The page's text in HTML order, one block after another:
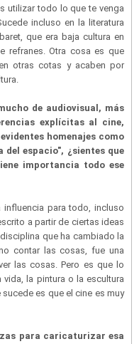
utilizar todo lo que te venga
incluso en la literatura
que era baja cultura en
refranes. Otra cosa es que
otras cotas y acaben por
de audiovisual, más
explícitas al cine,
homenajes como
del espacio", ¿sientes que
importancia todo ese
para todo, incluso
a partir de ciertas ideas
que ha cambiado la
contar las cosas, fue una
las cosas. Pero es que lo
la pintura o la escultura
es que el cine es muy
para caricaturizar esa